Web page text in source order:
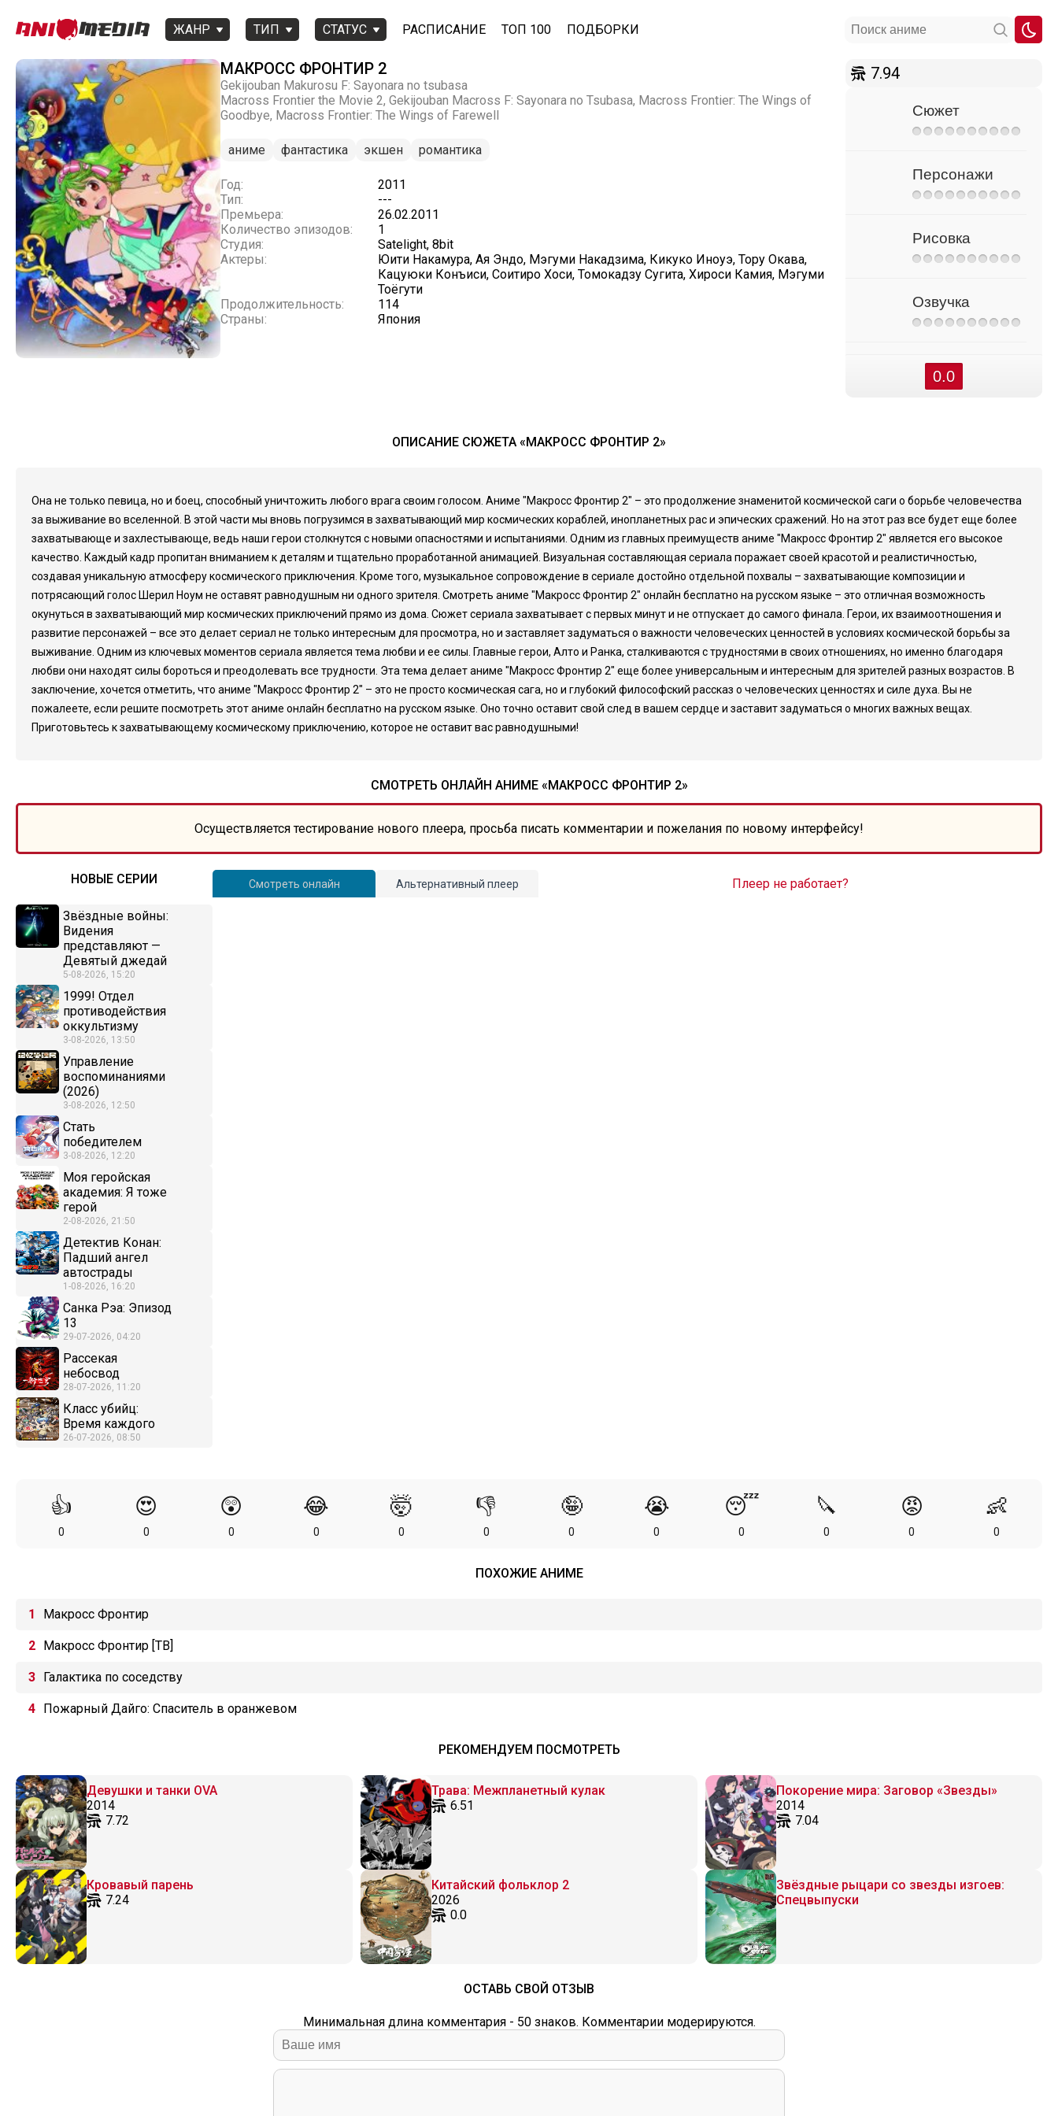
ЖАНР ТИП СТАТУС РАСПИСАНИЕ ТОП 100 ПОДБОРКИ
МАКРОСС ФРОНТИР 2
Gekijouban Makurosu F: Sayonara no tsubasa
Macross Frontier the Movie 2, Gekijouban Macross F: Sayonara no Tsubasa, Macross Frontier: The Wings of
Goodbye, Macross Frontier: The Wings of Farewell
аниме фантастика экшен романтика
Год:
2011
Тип:
---
Премьера:
26.02.2011
Количество эпизодов:
1
Студия:
Satelight, 8bit
Актеры:
Юити Накамура, Ая Эндо, Мэгуми Накадзима, Кикуко Иноуэ, Тору Окава,
Кацуюки Конъиси, Соитиро Хоси, Томокадзу Сугита, Хироси Камия, Мэгуми
Тоёгути
Продолжительность:
114
Страны:
Япония
7.94
Сюжет
Персонажи
Рисовка
Озвучка
0.0
ОПИСАНИЕ СЮЖЕТА «МАКРОСС ФРОНТИР 2»
Она не только певица, но и боец, способный уничтожить любого врага своим голосом. Аниме "Макросс Фронтир 2" – это продолжение знаменитой космической саги о борьбе человечества
за выживание во вселенной. В этой части мы вновь погрузимся в захватывающий мир космических кораблей, инопланетных рас и эпических сражений. Но на этот раз все будет еще более
захватывающе и захлестывающе, ведь наши герои столкнутся с новыми опасностями и испытаниями. Одним из главных преимуществ аниме "Макросс Фронтир 2" является его высокое
качество. Каждый кадр пропитан вниманием к деталям и тщательно проработанной анимацией. Визуальная составляющая сериала поражает своей красотой и реалистичностью,
создавая уникальную атмосферу космического приключения. Кроме того, музыкальное сопровождение в сериале достойно отдельной похвалы – захватывающие композиции и
потрясающий голос Шерил Ноум не оставят равнодушным ни одного зрителя. Смотреть аниме "Макросс Фронтир 2" онлайн бесплатно на русском языке – это отличная возможность
окунуться в захватывающий мир космических приключений прямо из дома. Сюжет сериала захватывает с первых минут и не отпускает до самого финала. Герои, их взаимоотношения и
развитие персонажей – все это делает сериал не только интересным для просмотра, но и заставляет задуматься о важности человеческих ценностей в условиях космической борьбы за
выживание. Одним из ключевых моментов сериала является тема любви и ее силы. Главные герои, Алто и Ранка, сталкиваются с трудностями в своих отношениях, но именно благодаря
любви они находят силы бороться и преодолевать все трудности. Эта тема делает аниме "Макросс Фронтир 2" еще более универсальным и интересным для зрителей разных возрастов. В
заключение, хочется отметить, что аниме "Макросс Фронтир 2" – это не просто космическая сага, но и глубокий философский рассказ о человеческих ценностях и силе духа. Вы не
пожалеете, если решите посмотреть этот аниме онлайн бесплатно на русском языке. Оно точно оставит свой след в вашем сердце и заставит задуматься о многих важных вещах.
Приготовьтесь к захватывающему космическому приключению, которое не оставит вас равнодушными!
СМОТРЕТЬ ОНЛАЙН АНИМЕ «МАКРОСС ФРОНТИР 2»
Осуществляется тестирование нового плеера, просьба писать комментарии и пожелания по новому интерфейсу!
НОВЫЕ СЕРИИ
Звёздные войны:
Видения
представляют —
Девятый джедай
5-08-2026, 15:20
1999! Отдел
противодействия
оккультизму
3-08-2026, 13:50
Управление
воспоминаниями
(2026)
3-08-2026, 12:50
Стать
победителем
3-08-2026, 12:20
Моя геройская
академия: Я тоже
герой
2-08-2026, 21:50
Детектив Конан:
Падший ангел
автострады
1-08-2026, 16:20
Санка Рэа: Эпизод
13
29-07-2026, 04:20
Рассекая
небосвод
28-07-2026, 11:20
Класс убийц:
Время каждого
26-07-2026, 08:50
Смотреть онлайн Альтернативный плеер Плеер не работает?
👍
0
😍
0
😲
0
😂
0
🤯
0
👎
0
🤪
0
😭
0
😴
0
🔪
0
😡
0
👶
0
ПОХОЖИЕ АНИМЕ
Макросс Фронтир
Макросс Фронтир [ТВ]
Галактика по соседству
Пожарный Дайго: Спаситель в оранжевом
РЕКОМЕНДУЕМ ПОСМОТРЕТЬ
Девушки и танки OVA
2014
7.72
Трава: Межпланетный кулак
6.51
Покорение мира: Заговор «Звезды»
2014
7.04
Кровавый парень
7.24
Китайский фольклор 2
2026
0.0
Звёздные рыцари со звезды изгоев:
Спецвыпуски
ОСТАВЬ СВОЙ ОТЗЫВ
Минимальная длина комментария - 50 знаков. Комментарии модерируются.